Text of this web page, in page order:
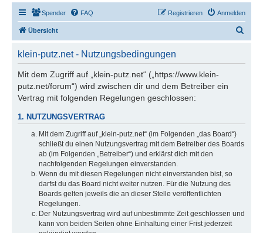
Spender FAQ Anmelden
Registrieren
Übersicht
klein-putz.net - Nutzungsbedingungen
Mit dem Zugriff auf „klein-putz.net“ („https://www.klein-
putz.net/forum“) wird zwischen dir und dem Betreiber ein
Vertrag mit folgenden Regelungen geschlossen:
1. NUTZUNGSVERTRAG
Mit dem Zugriff auf „klein-putz.net“ (im Folgenden „das Board“)
schließt du einen Nutzungsvertrag mit dem Betreiber des Boards
ab (im Folgenden „Betreiber“) und erklärst dich mit den
nachfolgenden Regelungen einverstanden.
Wenn du mit diesen Regelungen nicht einverstanden bist, so
darfst du das Board nicht weiter nutzen. Für die Nutzung des
Boards gelten jeweils die an dieser Stelle veröffentlichten
Regelungen.
Der Nutzungsvertrag wird auf unbestimmte Zeit geschlossen und
kann von beiden Seiten ohne Einhaltung einer Frist jederzeit